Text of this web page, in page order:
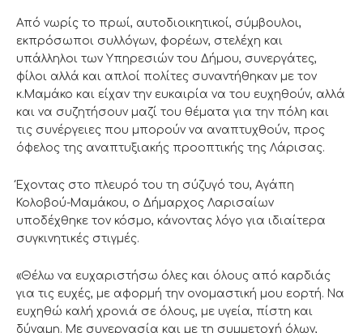
Από νωρίς το πρωί, αυτοδιοικητικοί, σύμβουλοι,
εκπρόσωποι συλλόγων, φορέων, στελέχη και
υπάλληλοι των Υπηρεσιών του Δήμου, συνεργάτες,
φίλοι αλλά και απλοί πολίτες συναντήθηκαν με τον
κ.Μαμάκο και είχαν την ευκαιρία να του ευχηθούν, αλλά
και να συζητήσουν μαζί του θέματα για την πόλη και
τις συνέργειες που μπορούν να αναπτυχθούν, προς
όφελος της αναπτυξιακής προοπτικής της Λάρισας.
Έχοντας στο πλευρό του τη σύζυγό του, Αγάπη
Κολοβού-Μαμάκου, ο Δήμαρχος Λαρισαίων
υποδέχθηκε τον κόσμο, κάνοντας λόγο για ιδιαίτερα
συγκινητικές στιγμές.
«Θέλω να ευχαριστήσω όλες και όλους από καρδιάς
για τις ευχές, με αφορμή την ονομαστική μου εορτή. Να
ευχηθώ καλή χρονιά σε όλους, με υγεία, πίστη και
δύναμη. Με συνεργασία και με τη συμμετοχή όλων,